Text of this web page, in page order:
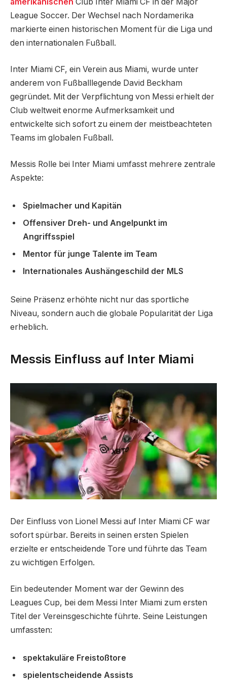
amerikanischen Club Inter Miami CF in der Major
League Soccer. Der Wechsel nach Nordamerika
markierte einen historischen Moment für die Liga und
den internationalen Fußball.
Inter Miami CF, ein Verein aus Miami, wurde unter
anderem von Fußballlegende David Beckham
gegründet. Mit der Verpflichtung von Messi erhielt der
Club weltweit enorme Aufmerksamkeit und
entwickelte sich sofort zu einem der meistbeachteten
Teams im globalen Fußball.
Messis Rolle bei Inter Miami umfasst mehrere zentrale
Aspekte:
Spielmacher und Kapitän
Offensiver Dreh- und Angelpunkt im
Angriffsspiel
Mentor für junge Talente im Team
Internationales Aushängeschild der MLS
Seine Präsenz erhöhte nicht nur das sportliche
Niveau, sondern auch die globale Popularität der Liga
erheblich.
Messis Einfluss auf Inter Miami
Der Einfluss von Lionel Messi auf Inter Miami CF war
sofort spürbar. Bereits in seinen ersten Spielen
erzielte er entscheidende Tore und führte das Team
zu wichtigen Erfolgen.
Ein bedeutender Moment war der Gewinn des
Leagues Cup, bei dem Messi Inter Miami zum ersten
Titel der Vereinsgeschichte führte. Seine Leistungen
umfassten:
spektakuläre Freistoßtore
spielentscheidende Assists